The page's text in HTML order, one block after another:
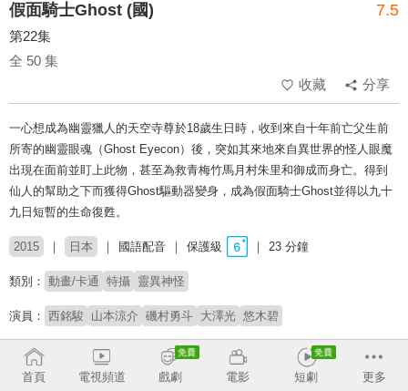
假面騎士Ghost (國) 7.5
第22集
全 50 集
收藏
分享
一心想成為幽靈獵人的天空寺尊於18歲生日時，收到來自十年前亡父生前
所寄的幽靈眼魂（Ghost Eyecon）後，突如其來地來自異世界的怪人眼魔
出現在面前並盯上此物，甚至為救青梅竹馬月村朱里和御成而身亡。得到
仙人的幫助之下而獲得Ghost驅動器變身，成為假面騎士Ghost並得以九十
九日短暫的生命復甦。
2015 日本 國語配音 保護級 23 分鐘
類別： 動畫/卡通 特攝 靈異神怪
演員： 西銘駿 山本涼介 磯村勇斗 大澤光 悠木碧
製作公司： 東映
導演： 小野寺章
首頁 電視頻道 戲劇 電影 短劇 更多